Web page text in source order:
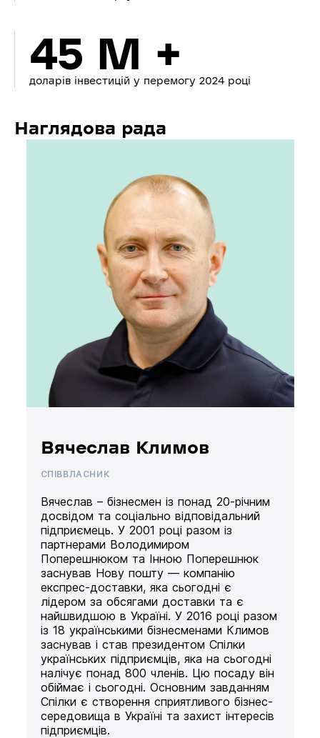
45 M +
доларів інвестицій у перемогу 2024 році
Наглядова рада
Вячеслав Климов
СПІВВЛАСНИК
Вячеслав – бізнесмен із понад 20-річним
досвідом та соціально відповідальний
підприємець. У 2001 році разом із
партнерами Володимиром
Поперешнюком та Інною Поперешнюк
заснував Нову пошту — компанію
експрес-доставки, яка сьогодні є
лідером за обсягами доставки та є
найшвидшою в Україні. У 2016 році разом
із 18 українськими бізнесменами Климов
заснував і став президентом Спілки
українських підприємців, яка на сьогодні
налічує понад 800 членів. Цю посаду він
обіймає і сьогодні. Основним завданням
Спілки є створення сприятливого бізнес-
середовища в Україні та захист інтересів
підприємців.